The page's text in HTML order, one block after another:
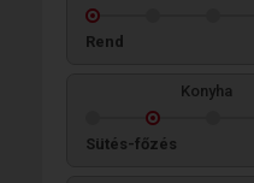
Rend
Konyha
Sütés-főzés